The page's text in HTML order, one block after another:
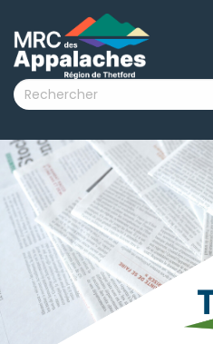
submenu (La MRC )
submenu (Citoyens )
submenu (Visiteurs )
submenu (Nouvelles )
submenu (Documentation )